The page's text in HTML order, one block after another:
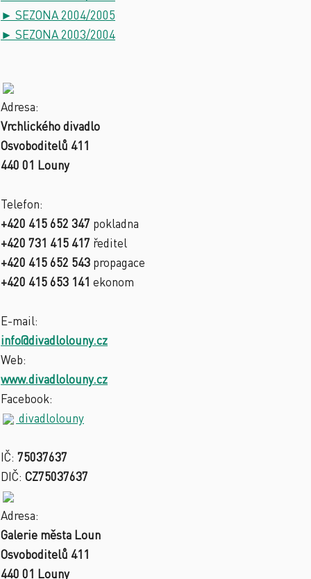
► SEZONA 2004/2005
► SEZONA 2003/2004
Adresa:
Vrchlického divadlo
Osvoboditelů 411
440 01 Louny
Telefon:
+420 415 652 347 pokladna
+420 731 415 417 ředitel
+420 415 652 543 propagace
+420 415 653 141 ekonom
E-mail:
info@divadlolouny.cz
Web:
www.divadlolouny.cz
Facebook:
divadlolouny
IČ: 75037637
DIČ: CZ75037637
Adresa:
Galerie města Loun
Osvoboditelů 411
440 01 Louny